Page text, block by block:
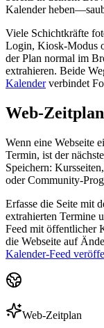
Kalender
Viele Schichtkräfte
Login, Kiosk-Modus
der Plan normal im
extrahieren. Beide
Kalenderverbindet
Web-
Wenn eine Webseite
Termin, ist der
Speichern:
oder Community-
Erfasse die Seite mit
extrahierten Termine
Feed mit öffentlicher
die Webseite auf
Kalender-Feed
Web-Zeitplan